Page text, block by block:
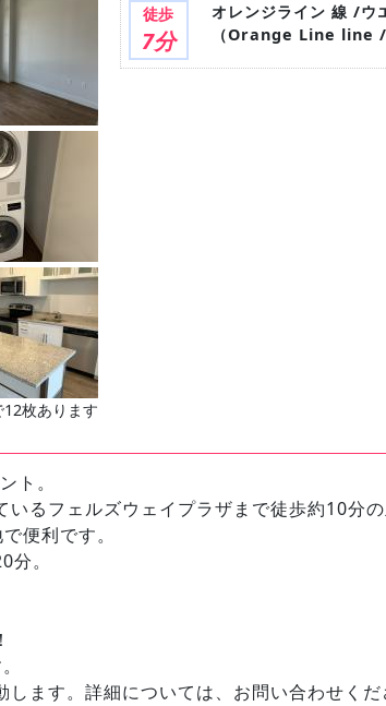
枚あります
徒歩
7分
オレンジライン 線 /ウ
（Orange Line
ト。
るフェルズウェイプラザまで徒歩約10分
便利です。
。
ます。詳細については、お問い合わせく